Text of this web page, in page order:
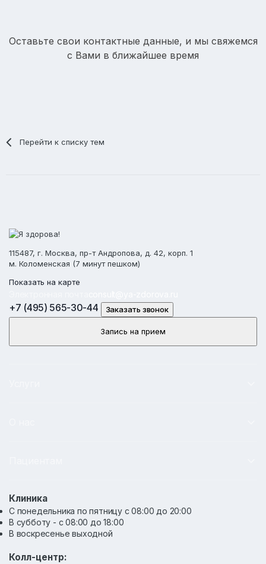
Оставьте свои контактные данные, и мы свяжемся
с Вами в ближайшее время
Перейти к списку тем
115487, г. Москва, пр-т Андропова, д. 42, корп. 1
м. Коломенская (7 минут пешком)
Показать на карте
+7 (495) 565-30-44 Заказать звонок
Запись на прием
Клиника
С понедельника по пятницу с 08:00 до 20:00
В субботу - с 08:00 до 18:00
В воскресенье выходной
Колл-центр: